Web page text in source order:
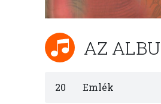
AZ
20 Emlék